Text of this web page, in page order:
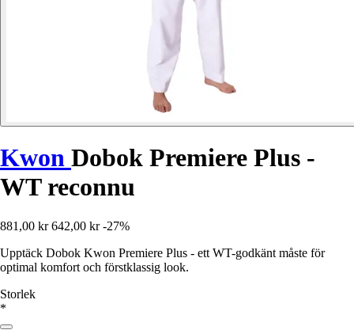
Kwon Dobok Premiere Plus -
WT reconnu
881,00 kr 642,00 kr -27%
Upptäck Dobok Kwon Premiere Plus - ett WT-godkänt måste för
optimal komfort och förstklassig look.
Storlek
*